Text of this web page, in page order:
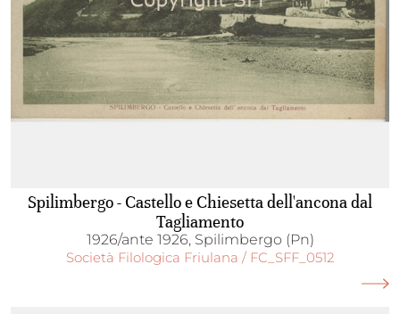
Spilimbergo - Castello e Chiesetta dell'ancona dal
Tagliamento
1926/ante 1926, Spilimbergo (Pn)
Società Filologica Friulana / FC_SFF_0512